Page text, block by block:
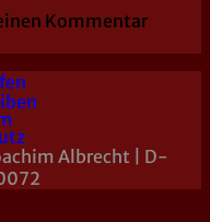
Kommentar
Albrecht | D-